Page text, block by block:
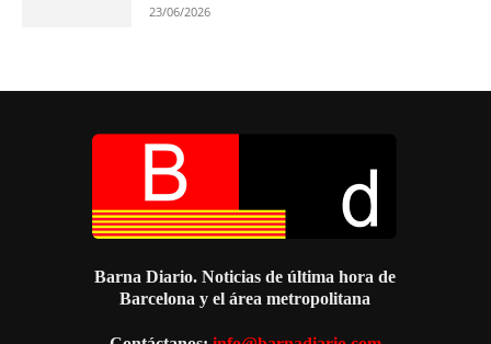
23/06/2026
Barna Diario. Noticias de última hora de
Barcelona y el área metropolitana